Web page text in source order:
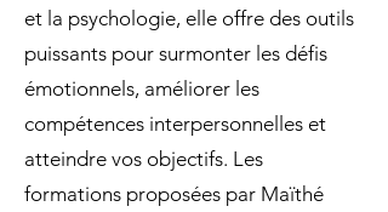
et la psychologie, elle offre des outils
puissants pour surmonter les défis
émotionnels, améliorer les
compétences interpersonnelles et
atteindre vos objectifs. Les
formations proposées par Maïthé